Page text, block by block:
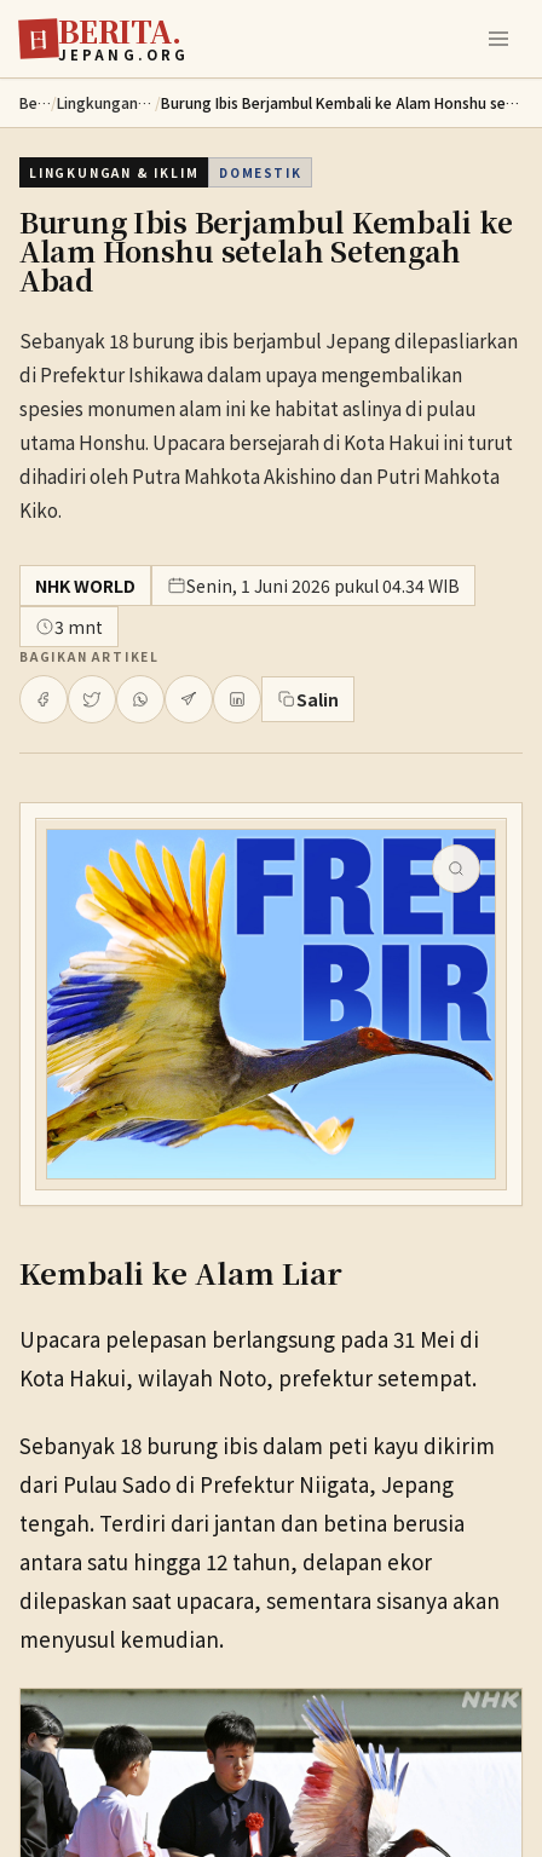
Lewati ke konten utama
日 BERITA.
JEPANG.ORG
Berita/ Lingkungan & Iklim / Burung Ibis Berjambul Kembali ke Alam Honshu setelah Setengah Abad
LINGKUNGAN & IKLIM DOMESTIK
Burung Ibis Berjambul Kembali ke
Alam Honshu setelah Setengah
Abad
Sebanyak 18 burung ibis berjambul Jepang dilepasliarkan
di Prefektur Ishikawa dalam upaya mengembalikan
spesies monumen alam ini ke habitat aslinya di pulau
utama Honshu. Upacara bersejarah di Kota Hakui ini turut
dihadiri oleh Putra Mahkota Akishino dan Putri Mahkota
Kiko.
NHK WORLD
Senin, 1 Juni 2026 pukul 04.34 WIB
3 mnt
BAGIKAN ARTIKEL
Salin
Kembali ke Alam Liar
Upacara pelepasan berlangsung pada 31 Mei di
Kota Hakui, wilayah Noto, prefektur setempat.
Sebanyak 18 burung ibis dalam peti kayu dikirim
dari Pulau Sado di Prefektur Niigata, Jepang
tengah. Terdiri dari jantan dan betina berusia
antara satu hingga 12 tahun, delapan ekor
dilepaskan saat upacara, sementara sisanya akan
menyusul kemudian.